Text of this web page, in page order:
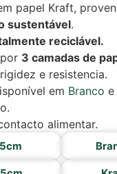
papel Kraft,
sustentável.
reciclável.
3 camadas de
e resistencia.
em Branco e
alimentar.